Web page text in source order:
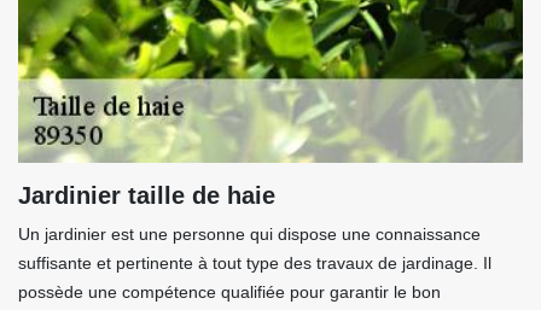
Jardinier taille de haie
Un jardinier est une personne qui dispose une connaissance
suffisante et pertinente à tout type des travaux de jardinage. Il
possède une compétence qualifiée pour garantir le bon